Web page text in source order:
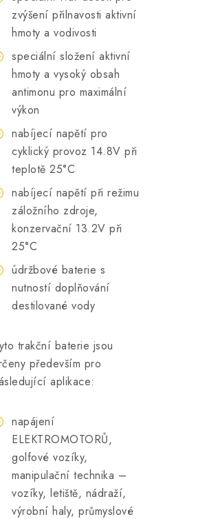
zvýšení přilnavosti aktivní
hmoty a vodivosti
speciální složení aktivní
hmoty a vysoký obsah
antimonu pro maximální
výkon
nabíjecí napětí pro
cyklický provoz 14.8V při
teplotě 25°C
nabíjecí napětí při režimu
záložního zdroje,
konzervační 13.2V při
25°C
údržbové baterie s
nutností doplňování
destilované vody
trakční baterie jsou
především pro
aplikace:
napájení
ELEKTROMOTORŮ,
golfové vozíky,
manipulační technika –
vozíky, letiště, nádraží,
výrobní haly, průmyslové